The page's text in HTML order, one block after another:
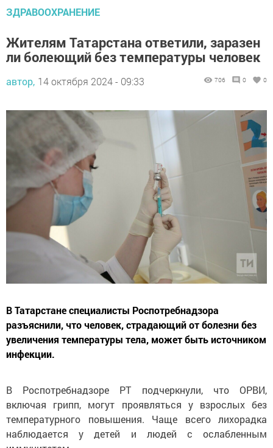
ЗДРАВООХРАНЕНИЕ
Жителям Татарстана ответили, заразен
ли болеющий без температуры человек
автор, 14 октября 2024 - 09:33 706 0 0
В Татарстане специалисты Роспотребнадзора
разъяснили, что человек, страдающий от болезни без
увеличения температуры тела, может быть источником
инфекции.
В Роспотребнадзоре РТ подчеркнули, что ОРВИ,
включая грипп, могут проявляться у взрослых без
температурного повышения. Чаще всего лихорадка
наблюдается у детей и людей с ослабленным